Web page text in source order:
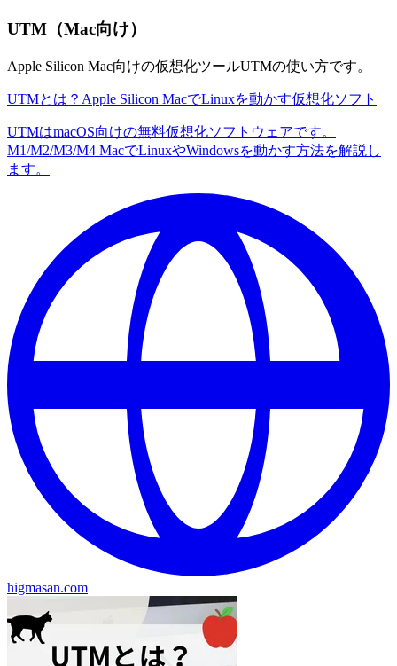
UTM（Mac向け）
Apple Silicon Mac向けの仮想化ツールUTMの使い方です。
UTMとは？Apple Silicon MacでLinuxを動かす仮想化ソフト
UTMはmacOS向けの無料仮想化ソフトウェアです。
M1/M2/M3/M4 MacでLinuxやWindowsを動かす方法を解説し
ます。
higmasan.com